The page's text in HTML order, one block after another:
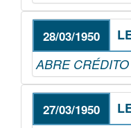
28/03/1950
ABRE
27/03/1950